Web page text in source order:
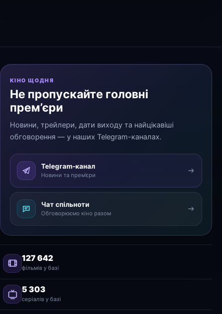
КІНО ЩОДНЯ
Не пропускайте головні
прем’єри
Новини, трейлери, дати виходу та найцікавіші
обговорення — у наших Telegram-каналах.
Telegram-канал
Новини та прем’єри
Чат спільноти
Обговорюємо кіно разом
127 642
фільмів у базі
5 303
серіалів у базі